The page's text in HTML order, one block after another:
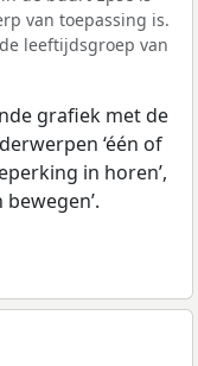
van toepassing is.
leeftijdsgroep van
grafiek met de
‘één of
in horen’,